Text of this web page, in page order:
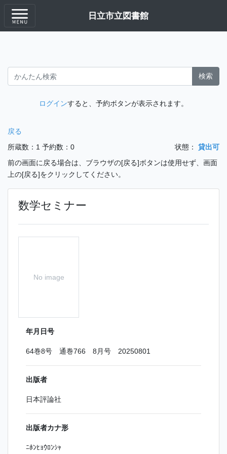
日立市立図書館
検索
ログインすると、予約ボタンが表示されます。
戻る
所蔵数：1 予約数：0 状態：
貸出可
前の画面に戻る場合は、ブラウザの[戻る]ボタンは使用せず、画面
上の[戻る]をクリックしてください。
数学セミナー
No image
年月日号
64巻8号 通巻766 8月号 20250801
出版者
日本評論社
出版者カナ形
ﾆﾎﾝﾋｮｳﾛﾝｼｬ